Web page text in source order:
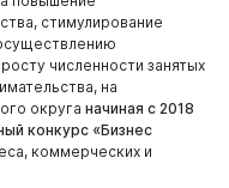
стимулирование
численности занятых
на
округа начиная с 2018
конкурс «Бизнес
коммерческих и